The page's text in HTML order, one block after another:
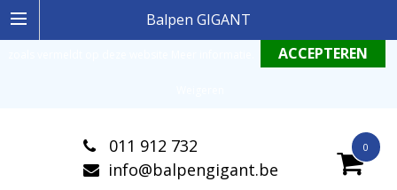
Balpen GIGANT
0
011 912 732
info@balpengigant.be
Ingelogde gebruiker stemt in met de geldende omgang productinformatie